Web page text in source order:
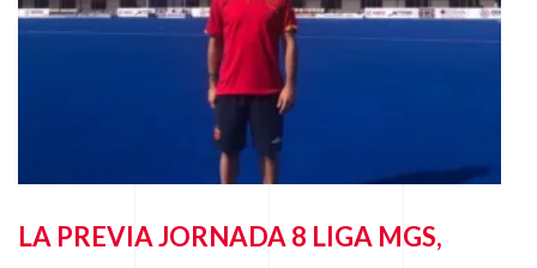
LA PREVIA JORNADA 8 LIGA MGS,